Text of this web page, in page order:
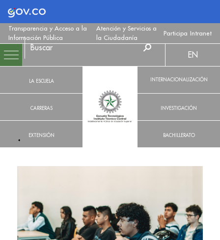
Logo Gobierno de Colombia
Transparencia y Acceso a la
Información Pública
Atención y Servicios a
la Ciudadanía
Participa Intranet
LA ESCUELA
CARRERAS
EXTENSIÓN
EN
INTERNACIONALIZACIÓN
INVESTIGACIÓN
BACHILLERATO